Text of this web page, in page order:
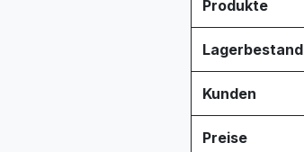
Produkte
Lagerbestand
Kunden
Preise